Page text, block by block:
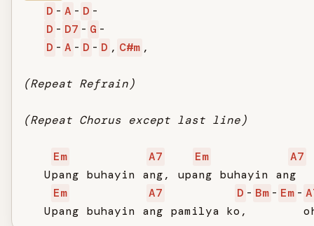
D - A - D -
D - D7 - G -
D - A - D - D , C#m ,
(Repeat Refrain)
(Repeat Chorus except last line)
Em A7 Em
A7
   Upang buhayin ang, upang buhayin ang
Em
A7 D - Bm - Em -
Upang buhayin ang pamilya ko,